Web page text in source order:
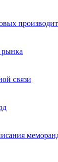
рынка
связи